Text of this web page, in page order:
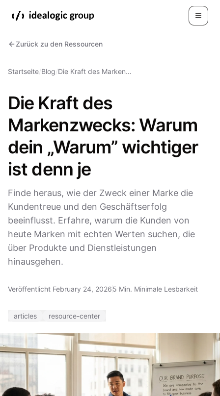
Zurück zu den Ressourcen
Startseite/Blog/Die Kraft des Marken…
Die Kraft des
Markenzwecks: Warum
dein „Warum” wichtiger
ist denn je
Finde heraus, wie der Zweck einer Marke die
Kundentreue und den Geschäftserfolg
beeinflusst. Erfahre, warum die Kunden von
heute Marken mit echten Werten suchen, die
über Produkte und Dienstleistungen
hinausgehen.
Veröffentlicht February 24, 20265 Min. Minimale Lesbarkeit
articles resource-center